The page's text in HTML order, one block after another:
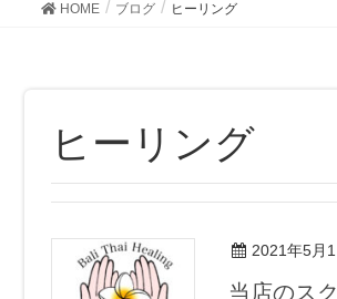
HOME ブログ ヒーリング
ヒーリング
2021年5月1
当店のス